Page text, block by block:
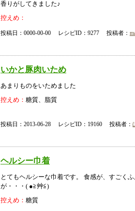
香りがしてきました♪
控えめ：
投稿日：0000-00-00 レシピID：9277 投稿者：
いかと豚肉いため
あまりものをいためました
控えめ： 糖質、脂質
投稿日：2013-06-28 レシピID：19160 投稿者：
ヘルシー巾着
とてもヘルシーな巾着です。 食感が、すごく
が・・・( ●≧艸≦)
控えめ： 糖質